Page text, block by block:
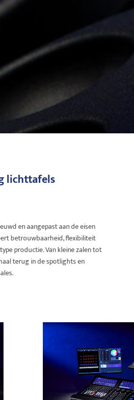
lichttafels
en aangepast aan de eisen
betrouwbaarheid, flexibiliteit
productie. Van kleine zalen tot
terug in de spotlights en